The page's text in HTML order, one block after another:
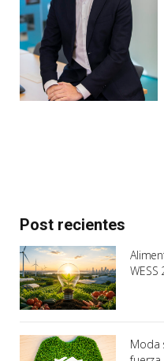
Post recientes
WESS
Moda